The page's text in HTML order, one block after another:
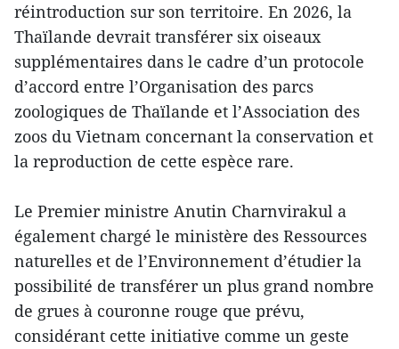
réintroduction sur son territoire. En 2026, la
Thaïlande devrait transférer six oiseaux
supplémentaires dans le cadre d’un protocole
d’accord entre l’Organisation des parcs
zoologiques de Thaïlande et l’Association des
zoos du Vietnam concernant la conservation et
la reproduction de cette espèce rare.
Le Premier ministre Anutin Charnvirakul a
également chargé le ministère des Ressources
naturelles et de l’Environnement d’étudier la
possibilité de transférer un plus grand nombre
de grues à couronne rouge que prévu,
considérant cette initiative comme un geste